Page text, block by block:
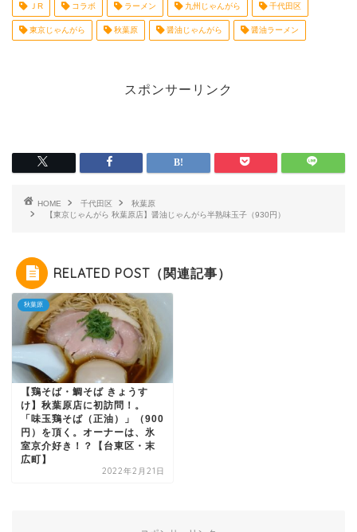
ＪR コラボ ラーメン 九州じゃんがら 千代田区
東京じゃんがら 秋葉原 醤油じゃんがら 醤油ラーメン
スポンサーリンク
HOME 千代田区
秋葉原
【東京じゃんがら 秋葉原店】醤油じゃんがら半熟味玉子（930円）
RELATED POST（関連記事）
秋葉原
【鶏そば・鯛そば きょうす
け】秋葉原店に初訪問！。
「味玉鶏そば（正油）」（900
円）を頂く。オーナーは、氷
室京介好き！？【台東区・末
広町】
2022年2月21日